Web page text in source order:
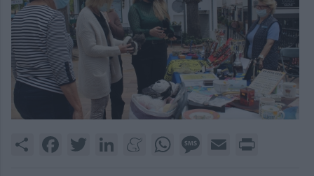
Share FacebookTwitter LinkedInMeneameWhatsAppMessage
Email